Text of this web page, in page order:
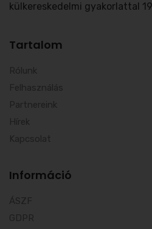
külkereskedelmi gyakorlattal
Tartalom
Rólunk
Felhasználás
Partnereink
Hírek
Kapcsolat
Információ
ÁSZF
GDPR